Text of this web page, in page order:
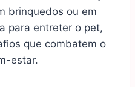
brinquedos ou em
para entreter o pet,
que combatem o
estar.